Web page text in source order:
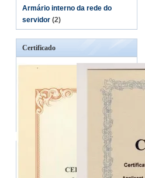
Armário interno da rede do
servidor (2)
Certificado